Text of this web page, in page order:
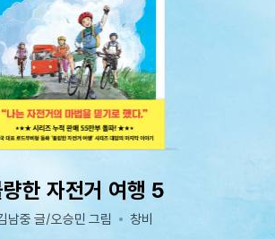
한 자전거 여행 5
남중 글/오승민 그림
창비